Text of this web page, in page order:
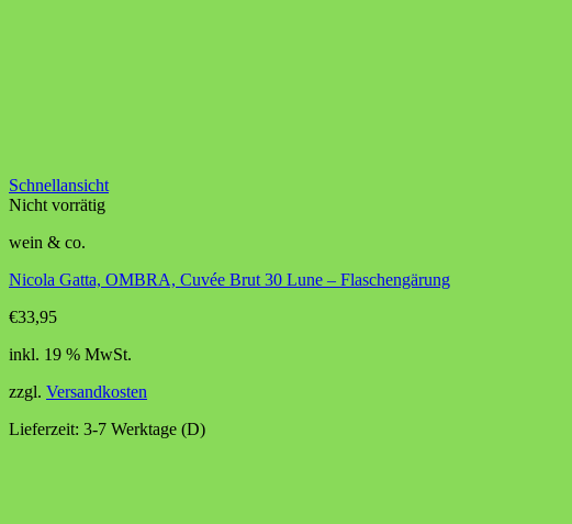
Schnellansicht
Nicht vorrätig
wein & co.
Nicola Gatta, OMBRA, Cuvée Brut 30 Lune – Flaschengärung
€33,95
inkl. 19 % MwSt.
zzgl. Versandkosten
Lieferzeit: 3-7 Werktage (D)